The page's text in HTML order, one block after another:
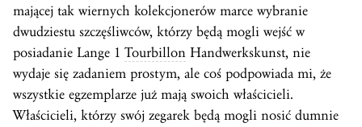
mającej tak wiernych kolekcjonerów marce wybranie
dwudziestu szczęśliwców, którzy będą mogli wejść w
posiadanie Lange 1 Tourbillon Handwerkskunst, nie
wydaje się zadaniem prostym, ale coś podpowiada mi, że
wszystkie egzemplarze już mają swoich właścicieli.
Właścicieli, którzy swój zegarek będą mogli nosić dumnie